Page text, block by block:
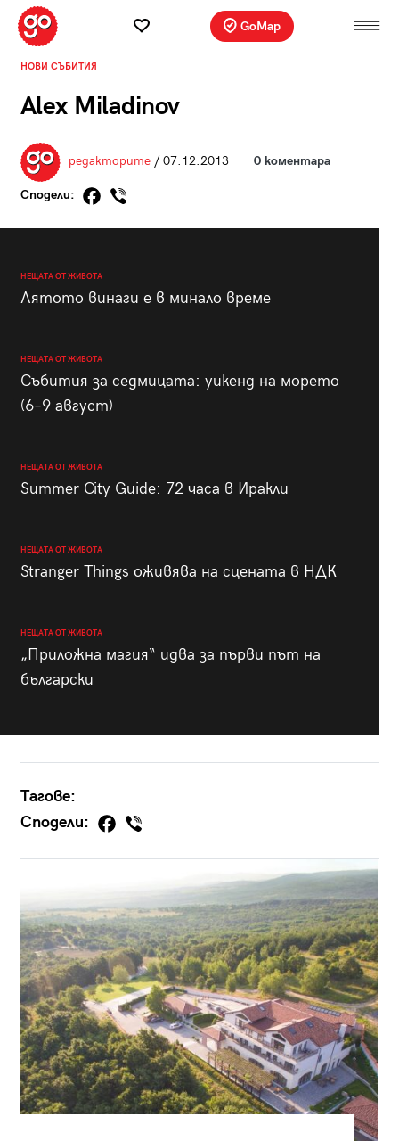
GoMap
НОВИ СЪБИТИЯ
Alex Miladinov
редакторите/ 07.12.2013 0 коментара
Сподели:
НЕЩАТА ОТ ЖИВОТА
Лятото винаги е в минало време
НЕЩАТА ОТ ЖИВОТА
Събития за седмицата: уикенд на морето
(6–9 август)
НЕЩАТА ОТ ЖИВОТА
Summer City Guide: 72 часа в Иракли
НЕЩАТА ОТ ЖИВОТА
Stranger Things оживява на сцената в НДК
НЕЩАТА ОТ ЖИВОТА
„Приложна магия“ идва за първи път на
български
Тагове:
Сподели: